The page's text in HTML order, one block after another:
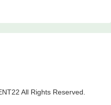
All Rights Reserved.